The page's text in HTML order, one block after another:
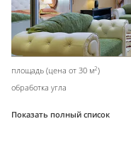
площадь (цена от 30 м2)
обработка угла
Показать полный список